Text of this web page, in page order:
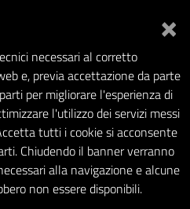
×
necessari al corretto
e, previa accettazione da parte
per migliorare l'esperienza di
l'utilizzo dei servizi messi
tutti i cookie si acconsente
Chiudendo il banner verranno
alla navigazione e alcune
non essere disponibili.